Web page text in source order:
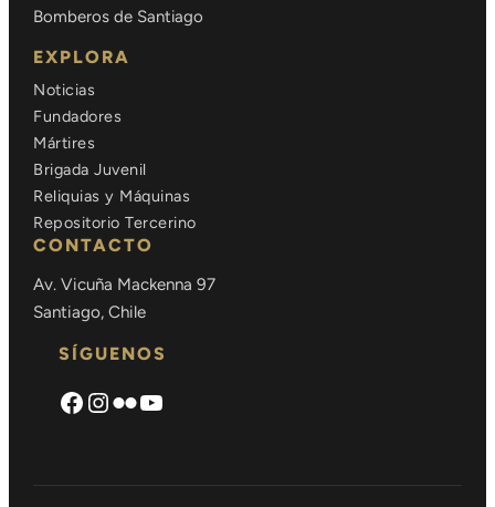
Bomberos de Santiago
EXPLORA
Noticias
Fundadores
Mártires
Brigada Juvenil
Reliquias y Máquinas
Repositorio Tercerino
CONTACTO
Av. Vicuña Mackenna 97
Santiago, Chile
SÍGUENOS
Facebook
Instagram
Flickrhttps://www.youtube.com/